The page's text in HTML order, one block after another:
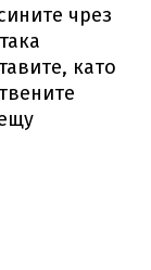
чрез
като